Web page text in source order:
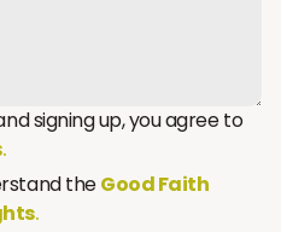
signing up, you agree to
theGood Faith
.